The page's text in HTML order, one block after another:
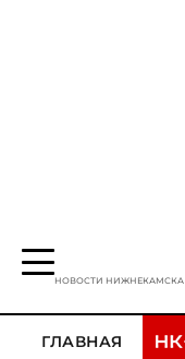
НОВОСТИ НИЖНЕКАМСКА
ГЛАВНАЯ